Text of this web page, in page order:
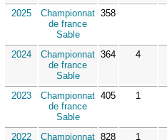
2025
Championnat
de france
Sable
358
2024
Championnat
de france
Sable
364 4
2023
Championnat
de france
Sable
405 1
2022
Championnat 828 1